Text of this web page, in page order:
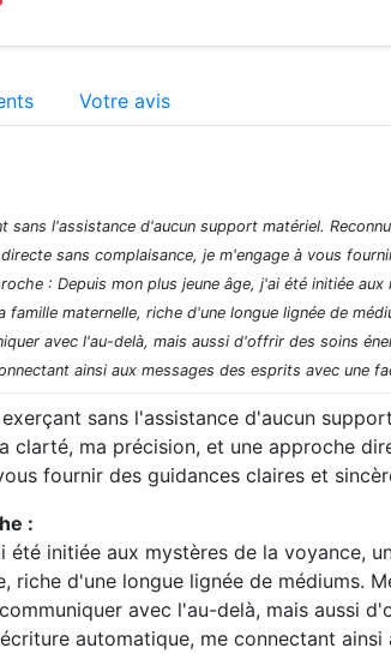
Votre avis
sans l'assistance d'aucun support matériel.
sans complaisance, je m'engage à vous
: Depuis mon plus jeune âge, j'ai été initiée aux
famille maternelle, riche d'une longue lignée de
avec l'au-delà, mais aussi d'offrir des soins
ainsi aux messages des esprits avec une
sans l'assistance d'aucun
clarté, ma précision, et une approche
fournir des guidances claires et
:
été initiée aux mystères de la voyance,
riche d'une longue lignée de médiums.
avec l'au-delà, mais aussi
automatique, me connectant ainsi